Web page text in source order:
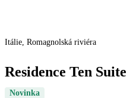
Itálie, Romagnolská riviéra
Residence Ten Suite
Novinka